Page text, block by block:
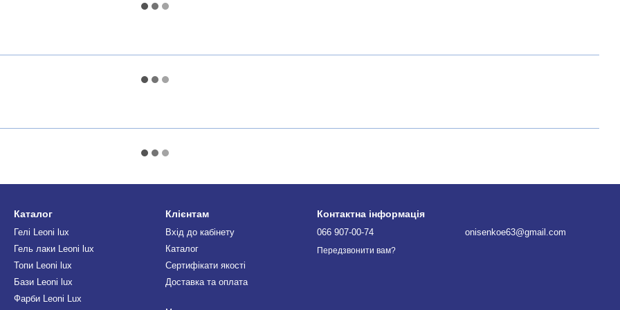
Каталог
Гелі Leoni lux
Гель лаки Leoni lux
Топи Leoni lux
Бази Leoni lux
Фарби Leoni Lux
Клієнтам
Вхід до кабінету
Каталог
Сертифікати якості
Доставка та оплата
Контактна інформація
066 907-00-74
Передзвонити вам?
onisenkoe63@gmail.com